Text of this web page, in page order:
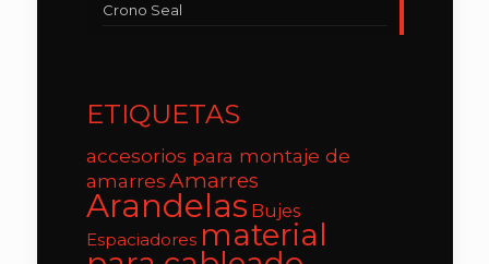
Crono Seal
ETIQUETAS
accesorios para montaje de
amarresAmarres
Arandelas Bujes
Espaciadores material